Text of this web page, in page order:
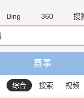
Bing 360 搜
赛事
综合 搜索 视频